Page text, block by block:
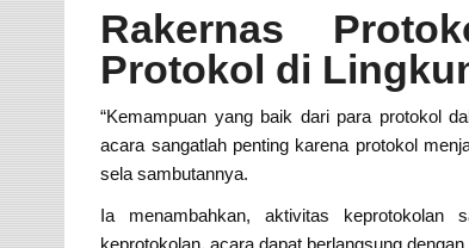
Rakernas
Protokol di
“Kemampuan yang baik dari para protokol
acara sangatlah penting karena protokol
sela sambutannya.
Ia menambahkan, aktivitas keprotokolan